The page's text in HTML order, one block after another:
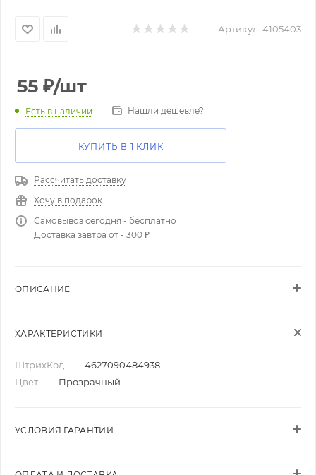
Артикул: 4105403
55 ₽/шт
Есть в наличии Нашли дешевле?
КУПИТЬ В 1 КЛИК
Рассчитать доставку
Хочу в подарок
Самовывоз сегодня - бесплатно
Доставка завтра от - 300 ₽
ОПИСАНИЕ
ХАРАКТЕРИСТИКИ
ШтрихКод — 4627090484938
Цвет — Прозрачный
УСЛОВИЯ ГАРАНТИИ